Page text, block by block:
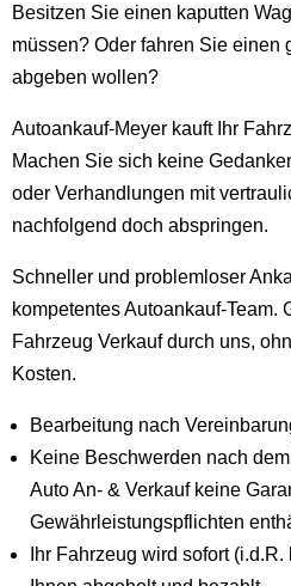
Besitzen Sie einen kaputten
müssen? Oder fahren Sie einen
abgeben wollen?
Autoankauf-Meyer kauft Ihr
Machen Sie sich keine
oder Verhandlungen mit
nachfolgend doch abspringen.
Schneller und problemloser
kompetentes Autoankauf-Team.
Fahrzeug Verkauf durch uns,
Kosten.
Bearbeitung nach
Keine Beschwerden nach
Auto An- & Verkauf keine
Gewährleistungspflichten
Ihr Fahrzeug wird sofort